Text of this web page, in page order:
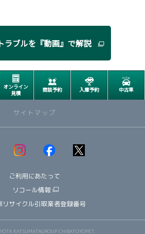
ラブルを﻿『動画』で解説
オンライン
見積
商談予約 入庫予約 中古車
サイトマップ
ご利用にあたって
リコール情報
リサイクル引取業者登録番号
KATSUMATAGROUP CHIBATOYOPET.